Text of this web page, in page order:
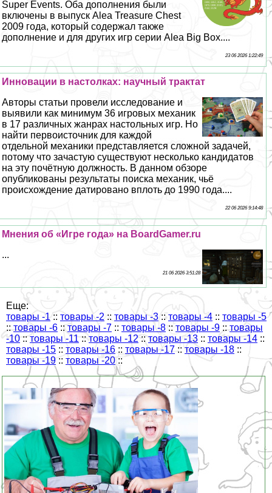
Super Events. Оба дополнения были
включены в выпуск Alea Treasure Chest
2009 года, который содержал также
дополнение и для других игр серии Alea Big Box....
23 06 2026 1:22:49
Инновации в настолках: научный тpaктат
Авторы статьи провели исследование и
выявили как минимум 36 игровых механик
в 17 различных жанрах настольных игр. Но
найти первоисточник для каждой
отдельной механики представляется сложной задачей,
потому что зачастую существуют несколько кандидатов
на эту почётную должность. В данном обзоре
опубликованы результаты поиска механик, чьё
происхождение датировано вплоть до 1990 года....
22 06 2026 9:14:48
Мнения об «Игре года» на BoardGamer.ru
...
21 06 2026 3:51:28
Еще:
товары -1 :: товары -2 :: товары -3 ::товары -4 :: товары -5
:: товары -6 :: товары -7 :: товары -8 :: товары -9 :: товары
-10 :: товары -11 ::товары -12:: товары -13 :: товары -14 ::
товары -15 :: товары -16 :: товары -17 :: товары -18 ::
товары -19 :: товары -20 ::